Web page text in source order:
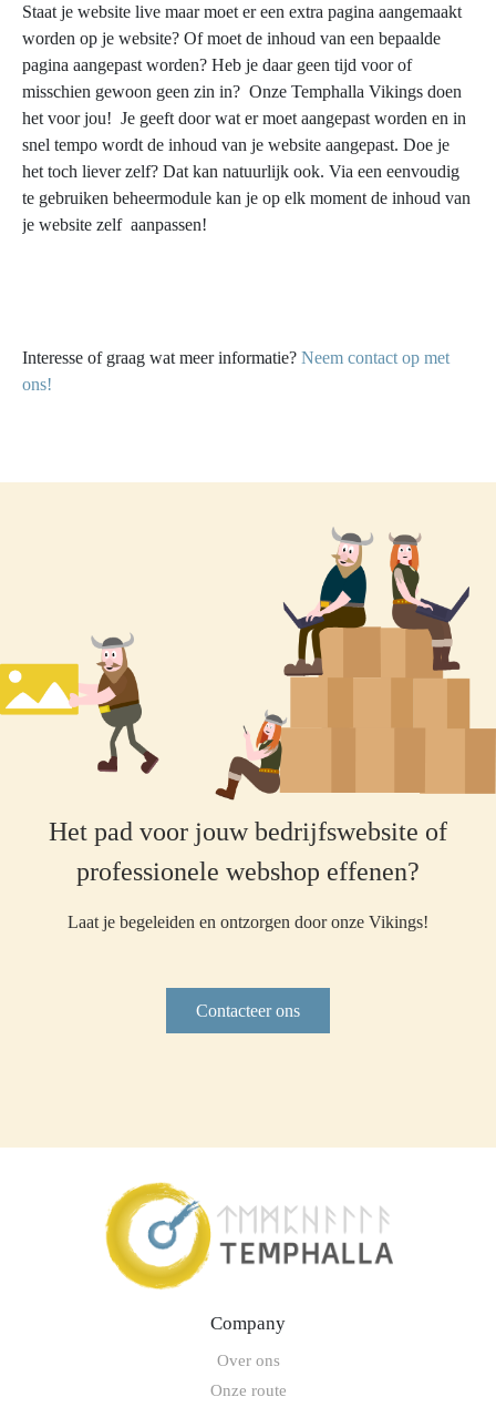
Staat je website live maar moet er een extra pagina aangemaakt
worden op je website? Of moet de inhoud van een bepaalde
pagina aangepast worden? Heb je daar geen tijd voor of
misschien gewoon geen zin in? Onze Temphalla Vikings doen
het voor jou! Je geeft door wat er moet aangepast worden en in
snel tempo wordt de inhoud van je website aangepast. Doe je
het toch liever zelf? Dat kan natuurlijk ook. Via een eenvoudig
te gebruiken beheermodule kan je op elk moment de inhoud van
je website zelf aanpassen!
Interesse of graag wat meer informatie? Neem contact op met
ons!
Het pad voor jouw bedrijfswebsite of
professionele webshop effenen?
Laat je begeleiden en ontzorgen door onze Vikings!
Contacteer ons
Company
Over ons
Onze route